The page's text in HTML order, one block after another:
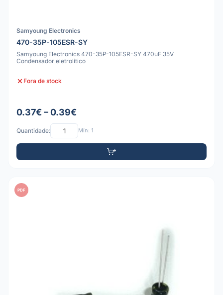
Samyoung Electronics
470-35P-105ESR-SY
Samyoung Electronics 470-35P-105ESR-SY 470uF 35V
Condensador eletrolítico
Fora de stock
0.37€ – 0.39€
Quantidade: Mín: 1
PDF